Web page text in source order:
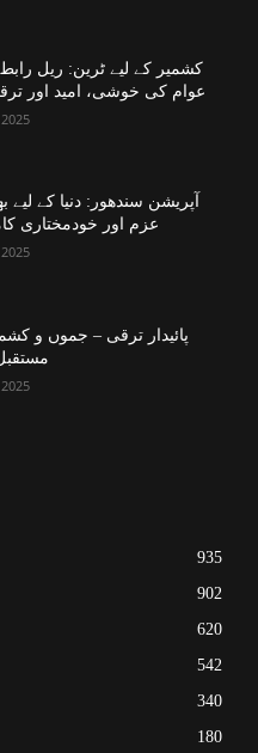
کشمیر کے لیے ٹرین: ریل
عوام کی خوشی، امید اور
آپریشن سندھور: دنیا کے لیے
عزم اور خودمختاری
پائیدار ترقی – جموں و
935
902
620
542
340
180